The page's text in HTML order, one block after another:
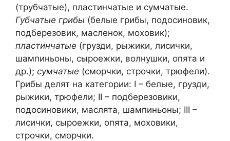
(трубчатые), пластинчатые и сумчатые.
Губчатые грибы (белые грибы, подосиновик,
подберезовик, масленок, моховик);
пластинчатые (грузди, рыжики, лисички,
шампиньоны, сыроежки, волнушки, опята и
др.); сумчатые (сморчки, строчки, трюфели).
Грибы делят на категории: I – белые, грузди,
рыжики, трюфели; II – подберезовики,
подосиновики, маслята, шампиньоны; III –
лисички, сыроежки, опята, моховики,
строчки, сморчки.